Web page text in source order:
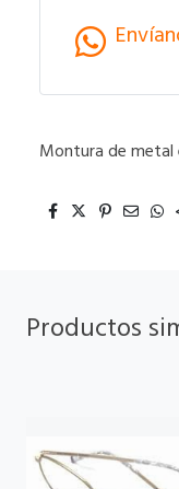
Montura de metal
Productos